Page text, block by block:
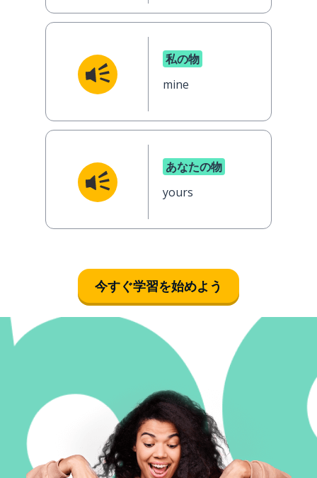
私の物
mine
あなたの物
yours
今すぐ学習を始めよう